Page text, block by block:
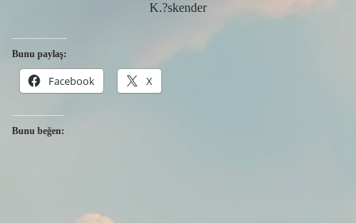
K.?skender
Bunu paylaş:
Facebook X
Bunu beğen: